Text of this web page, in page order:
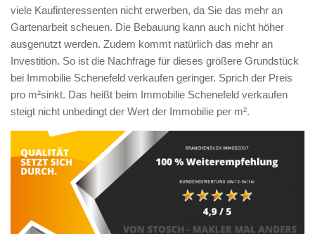
viele Kaufinteressenten nicht erwerben, da Sie das mehr an
Gartenarbeit scheuen. Die Bebauung kann auch nicht höher
ausgenutzt werden. Zudem kommt natürlich das mehr an
Investition. So ist die Nachfrage für dieses größere Grundstück
bei Immobilie Schenefeld verkaufen geringer. Sprich der Preis
pro m²sinkt. Das heißt beim Immobilie Schenefeld verkaufen
steigt nicht unbedingt der Wert der Immobilie per m².